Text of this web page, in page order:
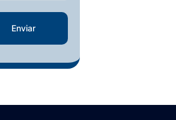
Enviar